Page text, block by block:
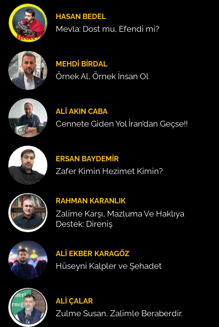
HASAN BEDEL
Mevla: Dost mu, Efendi mi?
MEHDI BIRDAL
Örnek Al, Örnek İnsan Ol
ALI AKIN CABA
Cennete Giden Yol İran’dan Geçse!!
ERSAN BAYDEMIR
Zafer Kimin Hezimet Kimin?
RAHMAN KARANLIK
Zalime Karşı, Mazluma Ve Haklıya
Destek: Direniş
ALI EKBER KARAGÖZ
Hüseyni Kalpler ve Şehadet
ALI ÇALAR
Zulme Susan, Zalimle Beraberdir.